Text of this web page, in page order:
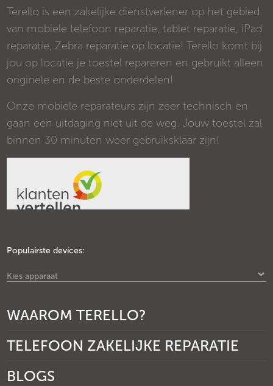
Terello is een zakelijke dienstverlener op het gebied
van mobiele telefoon reparatie, tablet reparatie, iPad
reparatie, Zebra reparatie op locatie! Terello komt bij
jou op locatie je toestel repareren en gebruikt alleen
originele en de beste onderdelen!
Onze mobiele reparateurs zijn zeer technisch en
gaan een uitdaging niet uit de weg. Jouw toestel zal
binnen 30 minuten weer gebruiksklaar zijn!
Populairste devices:
Kies apparaat
WAAROM TERELLO?
TELEFOON ZAKELIJKE REPARATIE
BLOGS